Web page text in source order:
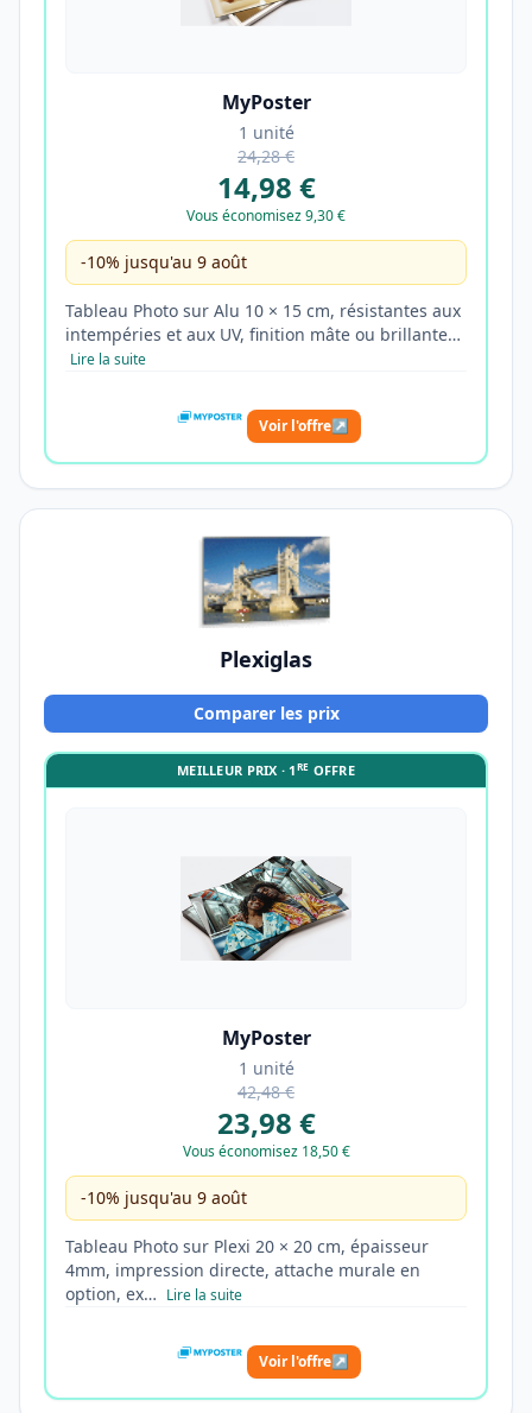
MyPoster
1 unité
24,28 €
14,98 €
Vous économisez 9,30 €
-10% jusqu'au 9 août
Tableau Photo sur Alu 10 × 15 cm, résistantes aux
intempéries et aux UV, finition mâte ou brillante…
Lire la suite
Voir l'offre↗
Plexiglas
Comparer les prix
MEILLEUR PRIX · 1RE OFFRE
MyPoster
1 unité
42,48 €
23,98 €
Vous économisez 18,50 €
-10% jusqu'au 9 août
Tableau Photo sur Plexi 20 × 20 cm, épaisseur
4mm, impression directe, attache murale en
option, ex… Lire la suite
Voir l'offre↗